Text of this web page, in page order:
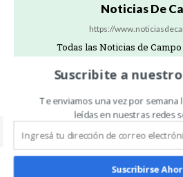
Noticias De
https://
Todas las Noticias de
Suscribite a
Te enviamos una vez por semana
leídas en nuestras redes
Suscribirse